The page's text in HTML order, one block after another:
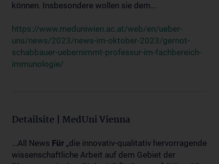
können. Insbesondere wollen sie dem...
https://www.meduniwien.ac.at/web/en/ueber-
uns/news/2023/news-im-oktober-2023/gernot-
schabbauer-uebernimmt-professur-im-fachbereich-
immunologie/
Detailsite | MedUni Vienna
...All News Für „die innovativ-qualitativ hervorragende
wissenschaftliche Arbeit auf dem Gebiet der